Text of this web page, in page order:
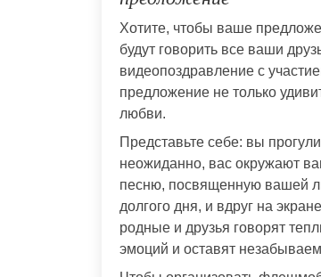
Хотите, чтобы ваше
будут говорить все ваши
видеопоздравление с
предложение не только
любви.
Представьте себе: вы
неожиданно, вас окружают
песню, посвященную вашей
долгого дня, и вдруг на
родные и друзья говорят
эмоций и оставят